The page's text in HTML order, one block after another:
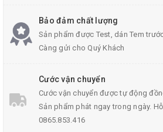
Chiết Áp Đôi
Thông Số Kĩ Thuật:
Loại:Chiết áp đôi
Số chân: 6 chân chia ra 3 chân
Bảo đảm chất lượng
Sản phẩm được Test, dán Tem
Càng gửi cho Quý Khách
Cước vận chuyển
Cước vận chuyển được tự động
Sản phẩm phát ngay trong ngày.
0865.853.416